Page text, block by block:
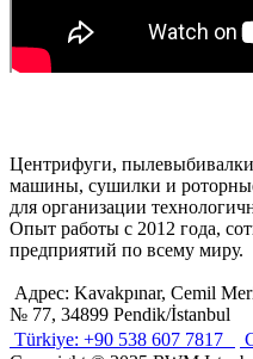
Центрифуги,
машины, сушилки и
для организации
Опыт работы с 2012 года,
предприятий по всему миру.
Адрес: Kavakpınar, Cemil
№ 77, 34899 Pendik/İstanbul
Türkiye: +90 538 607 7817